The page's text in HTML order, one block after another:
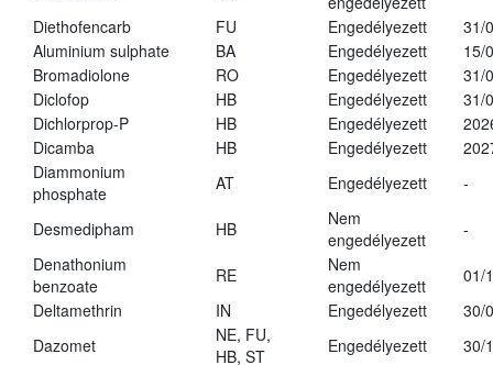
Diethofencarb
FU Engedélyezett
31/
Aluminium sulphate
BA Engedélyezett
15/
Bromadiolone
RO Engedélyezett
31/
Diclofop
HB Engedélyezett
31/
Dichlorprop-P
HB Engedélyezett
Dicamba
HB Engedélyezett
Diammonium
phosphate
AT Engedélyezett -
Desmedipham HB
Nem
engedélyezett
-
Denathonium
benzoate
RE
Nem
engedélyezett
01/
Deltamethrin
IN Engedélyezett
30/
Dazomet
NE, FU,
HB, ST
Engedélyezett
30/